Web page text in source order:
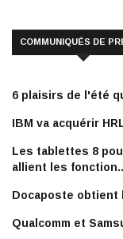
COMMUNIQUÉS DE
6 plaisirs de l'été
IBM va acquérir
Les tablettes 8
allient les
Docaposte obtient
Qualcomm et